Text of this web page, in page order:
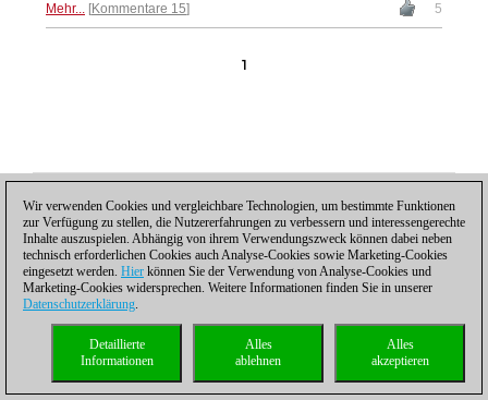
Mehr... Kommentare 15 5
1
Datenschutzhinweis Impressum | Kontakt | Cookies Management |Lizenzen
Compliance Hotline|Home
© 2017 ChessBase GmbH | Osterbekstraße 90a | 22083 Hamburg | Deutschland
coldest news
Wir verwenden Cookies und vergleichbare Technologien, um bestimmte Funktionen
zur Verfügung zu stellen, die Nutzererfahrungen zu verbessern und interessengerechte
Inhalte auszuspielen. Abhängig von ihrem Verwendungszweck können dabei neben
technisch erforderlichen Cookies auch Analyse-Cookies sowie Marketing-Cookies
eingesetzt werden. Hier können Sie der Verwendung von Analyse-Cookies und
Marketing-Cookies widersprechen. Weitere Informationen finden Sie in unserer
Datenschutzerklärung.
Alles
akzeptieren
Alles
ablehnen
Detaillierte
Informationen